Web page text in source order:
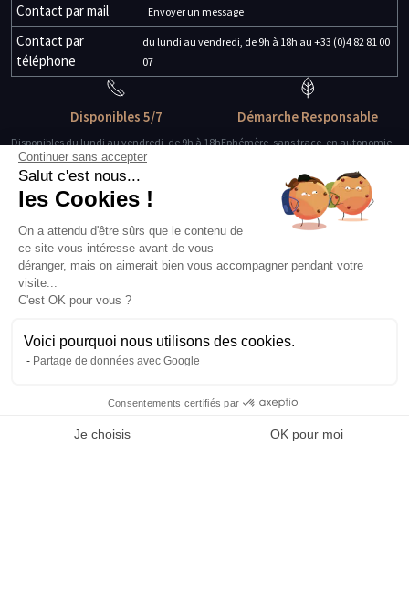
Contact par mail
Envoyer un message
Contact par
téléphone
du lundi au vendredi, de 9h à 18h au +33 (0)4 82 81 00
07
Disponibles 5/7
Disponibles du lundi au vendredi, de 9h à 18h
Des guides-explorateurs
Démarche Responsable
Ephémère, sans trace, en autonomie.
Matériel de qualité
Testé, éprouvé, certifié.
À propos
Conditions générales de vente
Conditions générales d'utilisation
Services
Continuer sans accepter
Salut c'est nous...
les Cookies !
On a attendu d'être sûrs que le contenu de
ce site vous intéresse avant de vous
déranger, mais on aimerait bien vous accompagner pendant votre
visite...
C'est OK pour vous ?
Voici pourquoi nous utilisons des cookies.
Partage de données avec Google
Consentements certifiés par
Je choisis
OK pour moi